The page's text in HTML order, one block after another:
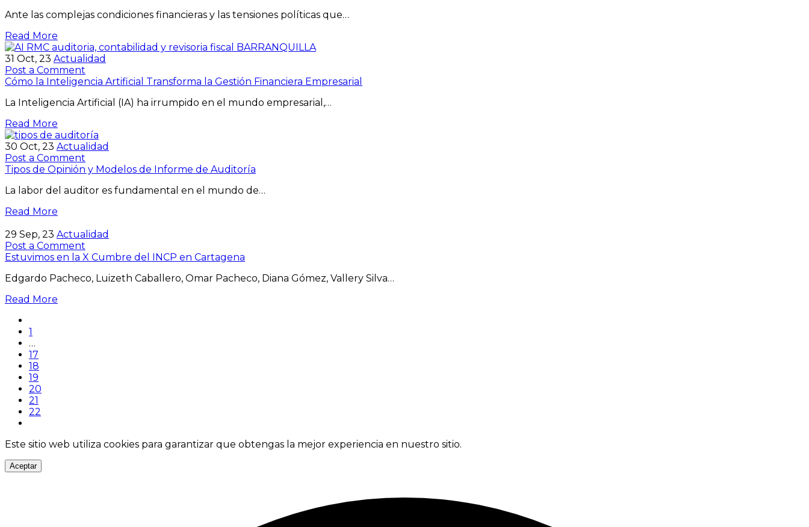
Ante las complejas condiciones financieras y las tensiones políticas que…
Read More
31 Oct, 23 Actualidad
Post a Comment
Cómo la Inteligencia Artificial Transforma la Gestión Financiera Empresarial
La Inteligencia Artificial (IA) ha irrumpido en el mundo empresarial,…
Read More
30 Oct, 23 Actualidad
Post a Comment
Tipos de Opinión y Modelos de Informe de Auditoría
La labor del auditor es fundamental en el mundo de…
Read More
29 Sep, 23 Actualidad
Post a Comment
Estuvimos en la X Cumbre del INCP en Cartagena
Edgardo Pacheco, Luizeth Caballero, Omar Pacheco, Diana Gómez, Vallery Silva…
Read More
1
…
17
18
19
20
21
22
Este sitio web utiliza cookies para garantizar que obtengas la mejor experiencia en nuestro sitio.
Aceptar